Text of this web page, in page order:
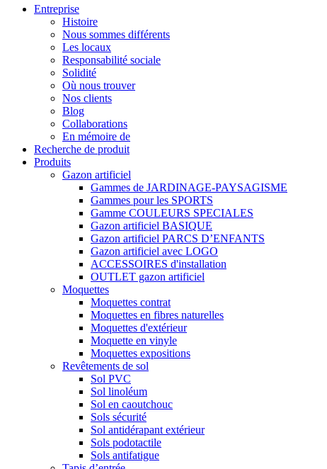
116
96
57
Entreprise
Histoire
Nous sommes différents
Les locaux
Responsabilité sociale
Solidité
Où nous trouver
Nos clients
Blog
Collaborations
En mémoire de
Recherche de produit
Produits
Gazon artificiel
Gammes de JARDINAGE-PAYSAGISME
Gammes pour les SPORTS
Gamme COULEURS SPECIALES
Gazon artificiel BASIQUE
Gazon artificiel PARCS D’ENFANTS
Gazon artificiel avec LOGO
ACCESSOIRES d'installation
OUTLET gazon artificiel
Moquettes
Moquettes contrat
Moquettes en fibres naturelles
Moquettes d'extérieur
Moquette en vinyle
Moquettes expositions
Revêtements de sol
Sol PVC
Sol linoléum
Sol en caoutchouc
Sols sécurité
Sol antidérapant extérieur
Sols podotactile
Sols antifatigue